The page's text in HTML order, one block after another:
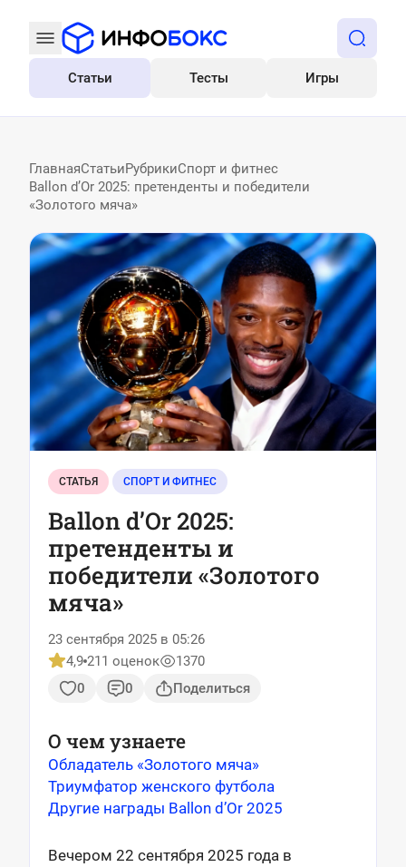
Все
Статьи Тесты Игры
ГлавнаяСтатьиРубрикиСпорт и фитнес
Ballon d’Or 2025: претенденты и победители
«Золотого мяча»
СТАТЬЯ СПОРТ И ФИТНЕС
Ballon d’Or 2025:
претенденты и
победители «Золотого
мяча»
23 сентября 2025 в 05:26
4,9 211 оценок
1370
0
0 Поделиться
О чем узнаете
Обладатель «Золотого мяча»
Триумфатор женского футбола
Другие награды Ballon d’Or 2025
Вечером 22 сентября 2025 года в